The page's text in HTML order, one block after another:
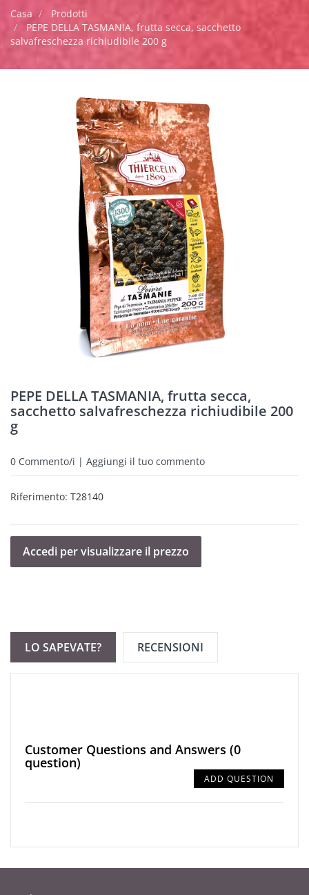
Casa
Prodotti
PEPE DELLA TASMANIA, frutta secca, sacchetto
salvafreschezza richiudibile 200 g
PEPE DELLA TASMANIA, frutta secca,
sacchetto salvafreschezza richiudibile 200
g
0 Commento/i | Aggiungi il tuo commento
Riferimento: T28140
Accedi per visualizzare il prezzo
LO SAPEVATE? RECENSIONI
Customer Questions and Answers (0
question)
ADD QUESTION